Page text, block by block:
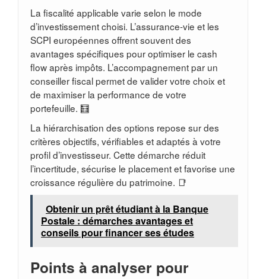
La fiscalité applicable varie selon le mode
d’investissement choisi. L’assurance-vie et les
SCPI européennes offrent souvent des
avantages spécifiques pour optimiser le cash
flow après impôts. L’accompagnement par un
conseiller fiscal permet de valider votre choix et
de maximiser la performance de votre
portefeuille. 🧮
La hiérarchisation des options repose sur des
critères objectifs, vérifiables et adaptés à votre
profil d’investisseur. Cette démarche réduit
l’incertitude, sécurise le placement et favorise une
croissance régulière du patrimoine. 📑
Obtenir un prêt étudiant à la Banque
Postale : démarches avantages et
conseils pour financer ses études
Points à analyser pour